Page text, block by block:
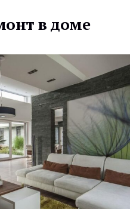
в доме